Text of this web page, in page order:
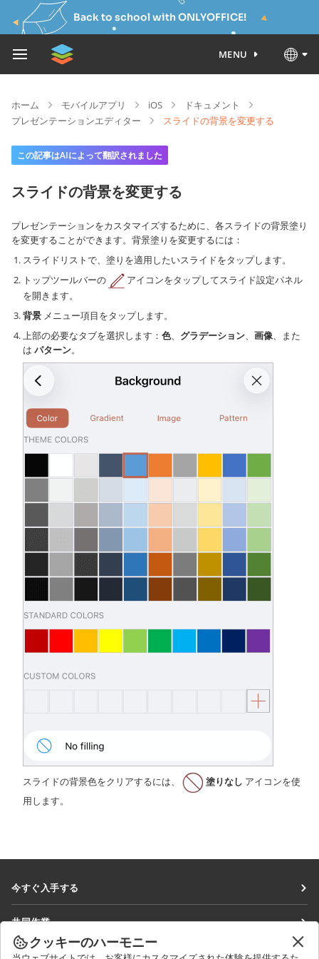
Back to school with ONLYOFFICE!
MENU
ホーム モバイルアプリ iOS
ドキュメント
プレゼンテーションエディター
スライドの背景を変更する
この記事はAIによって翻訳されました
スライドの背景を変更する
プレゼンテーションをカスタマイズするために、各スライドの背景塗り
を変更することができます。背景塗りを変更するには：
スライドリストで、塗りを適用したいスライドをタップします。
トップツールバーの
アイコンをタップしてスライド設定パネル
を開きます。
背景 メニュー項目をタップします。
上部の必要なタブを選択します： 色、 グラデーション、 画像、また
は パターン。
スライドの背景色をクリアするには、 塗りなし アイコンを使
用します。
今すぐ入手する
DocSpace
共同作業
貢献者向け
ニュースを見る
クッキーのハーモニー